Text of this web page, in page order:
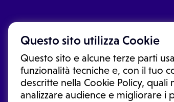
Questo sito utilizza Cookie
Questo sito e alcune terze parti
funzionalità tecniche e, con il tuo
descritte nella Cookie Policy,
analizzare audience e migliorare i